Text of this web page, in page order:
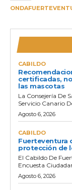
CABILDO
certificadas,
las mascotas
La Consejería De
Servicio Canario
Agosto 6, 2026
CABILDO
Fuerteventura
protección de
El Cabildo De
Encuesta
Agosto 6, 2026